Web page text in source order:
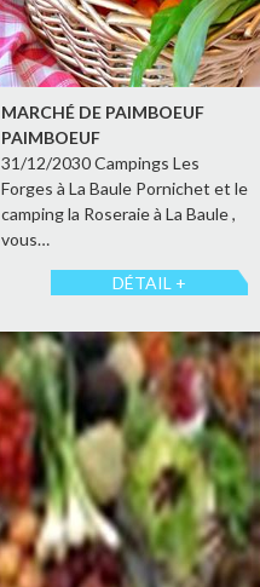
MARCHÉ DE PAIMBOEUF
PAIMBOEUF
31/12/2030 Campings Les
Forges à La Baule Pornichet et le
camping la Roseraie à La Baule ,
vous…
DÉTAIL +